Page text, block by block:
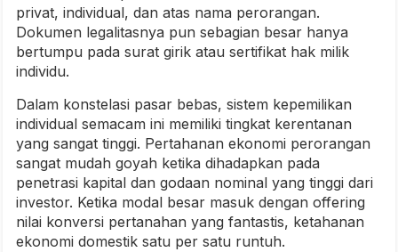
privat, individual, dan atas nama perorangan.
Dokumen legalitasnya pun sebagian besar hanya
bertumpu pada surat girik atau sertifikat hak milik
individu.
Dalam konstelasi pasar bebas, sistem kepemilikan
individual semacam ini memiliki tingkat kerentanan
yang sangat tinggi. Pertahanan ekonomi perorangan
sangat mudah goyah ketika dihadapkan pada
penetrasi kapital dan godaan nominal yang tinggi dari
investor. Ketika modal besar masuk dengan offering
nilai konversi pertanahan yang fantastis, ketahanan
ekonomi domestik satu per satu runtuh.